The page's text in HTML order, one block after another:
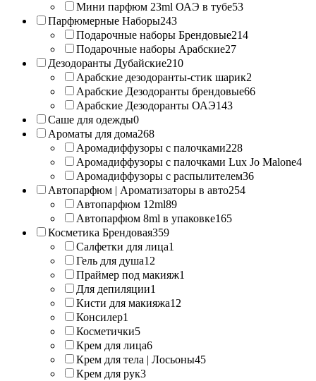
Мини парфюм 23ml ОАЭ в тубе53
Парфюмерные Наборы243
Подарочные наборы Брендовые214
Подарочные наборы Арабские27
Дезодоранты Дубайские210
Арабские дезодоранты-стик шарик2
Арабские Дезодоранты брендовые66
Арабские Дезодоранты ОАЭ143
Саше для одежды0
Ароматы для дома268
Аромадиффузоры с палочками228
Аромадиффузоры с палочками Lux Jo Malone4
Аромадиффузоры с распылителем36
Автопарфюм | Ароматизаторы в авто254
Автопарфюм 12ml89
Автопарфюм 8ml в упаковке165
Косметика Брендовая359
Салфетки для лица1
Гель для душа12
Праймер под макияж1
Для депиляции1
Кисти для макияжа12
Консилер1
Косметички5
Крем для лица6
Крем для тела | Лосьоны45
Крем для рук3